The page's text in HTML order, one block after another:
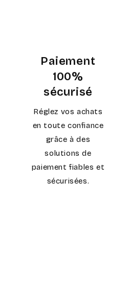
Paiement
100%
sécurisé
Réglez vos achats
en toute confiance
grâce à des
solutions de
paiement fiables et
sécurisées.